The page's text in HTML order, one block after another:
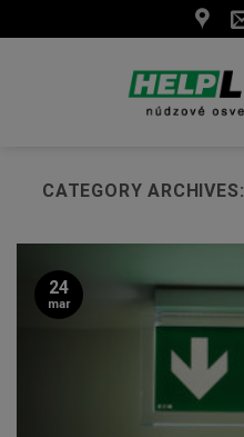
to
CATEGORY ARCHIVES:
24
mar